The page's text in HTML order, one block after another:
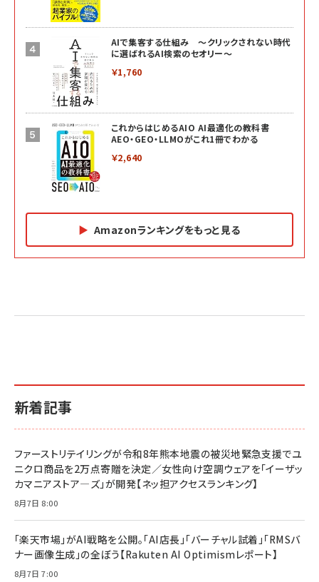
AIで集客する仕組み ～クリックされない時代
に選ばれるAI検索のセオリー～
￥1,760
これからはじめるAIO AI最適化の教科書
AEO・GEO・LLMOがこれ1冊でわかる
￥2,640
Amazonランキングをもっと見る
2億円を売り上げたプロが教える note×AI 最強の
小さな会社は戦略が9割
￥1,815
マーケティングの真実 P&G・グリコで学んだ失敗
anan(アンアン)2026/07/01号 No.2501[魅せる
anan(アンアン)2026/06/24号 No.2500増刊
anan(アンアン)2026/07/08号 No.2502[2026
年後半、あなたの恋と運命／山田涼介]
￥880
ママ投資家が育休中に１億貯めた株式投資
￥1,870
ベインキャピタル 企業価値向上力の秘密
ルな本質」
￥2,750
フィードバック経営 「沈黙の組織」から「高め合う
新着記事
ファーストリテイリングが令和8年熊本地震の被災地緊急支援でユ
ニクロ商品を2万点寄贈を決定／女性向け空調ウェアを「イーザッ
カマニアストア―ズ」が開発【ネッ担アクセスランキング】
8月7日 8:00
「楽天市場」がAI戦略を公開。「AI店長」「バーチャル試着」「RMSバ
ナー画像生成」の全ぼう【Rakuten AI Optimismレポート】
8月7日 7:00